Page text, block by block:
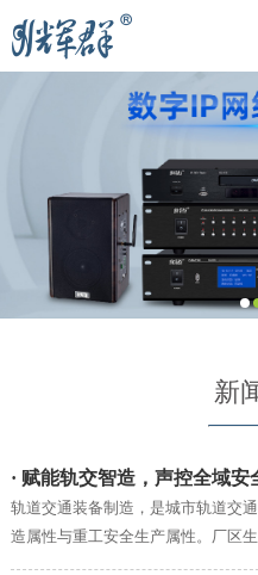
新
· 赋能轨交智造，声控全域
轨道交通装备制造，是城市轨道交
造属性与重工安全生产属性。厂区